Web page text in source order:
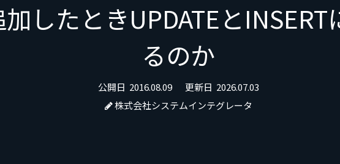
したときUPDATEと
るのか
公開日 2016.08.09 更新日 2026.07.03
株式会社システムインテグレータ